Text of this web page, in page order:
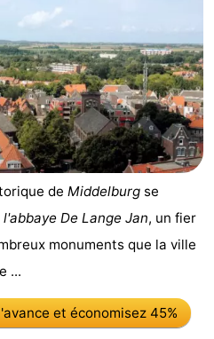
de Middelburg se
l'abbaye De Lange Jan, un fier
monuments que la ville
...
et économisez 45%